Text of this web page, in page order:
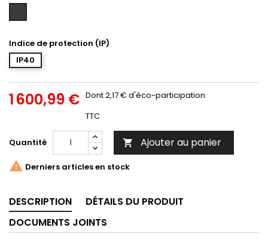
anthracite
Indice de protection (IP)
IP40
1 600,99 € Dont 2,17 € d'éco-participation
TTC
Quantité  Ajouter au panier
 Derniers articles en stock
DESCRIPTION
DÉTAILS DU PRODUIT
DOCUMENTS JOINTS